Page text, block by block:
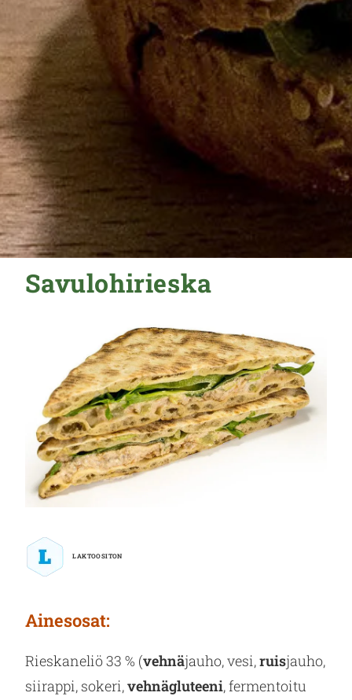
Savulohirieska
LAKTOOSITON
Ai­nes­osat:
Ries­ka­ne­liö 33 % (vehnäjauho, vesi,ruisjauho,
sii­rap­pi, so­ke­ri,veh­näglu­tee­ni, fer­men­toi­tu